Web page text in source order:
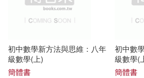
李偉（主編）(64)
李勇（主編）(64)
天津科學技術出版社(725)
北京體育大學出版社(724)
初中數學新方法與思維：八年
級數學(上)
簡體書
初中數
級數學(
簡體書